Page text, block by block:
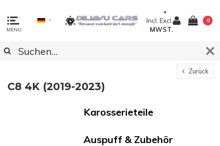
MENU
Incl. Excl.
MWST.
0
Zurück
C8 4K (2019-2023)
Karosserieteile
Auspuff & Zubehör